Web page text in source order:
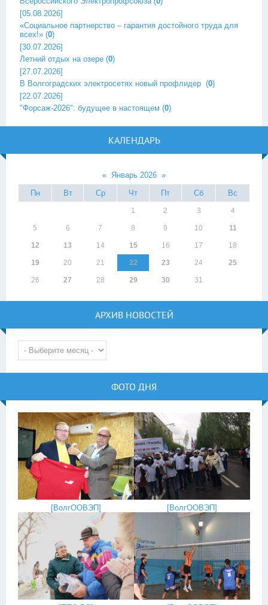
[05.08.2026]
«Социальное партнерство – гарантия достойного труда для
всех!» (0)
[30.07.2026]
Летний отдых на озере (0)
[27.07.2026]
В Волгоградских электросетях новый профлидер ‎ (0)
[22.07.2026]
"Форсаж-2026": будущее в настоящем (0)
КАЛЕНДАРЬ
« Январь 2026 »
Пн
Вт Ср Чт Пт Сб Вс
1 2 3 4
5 6 7 8 9 10 11
12 13 14 15 16 17 18
19 20 21 22 23 24 25
26 27 28 29 30 31
АРХИВ НОВОСТЕЙ
ФОТО ДНЯ
[ВолгООВЭП] [ВолгООВЭП]